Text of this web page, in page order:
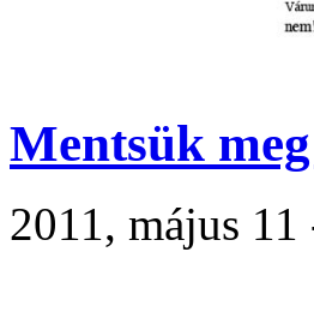
Mentsük
2011, május